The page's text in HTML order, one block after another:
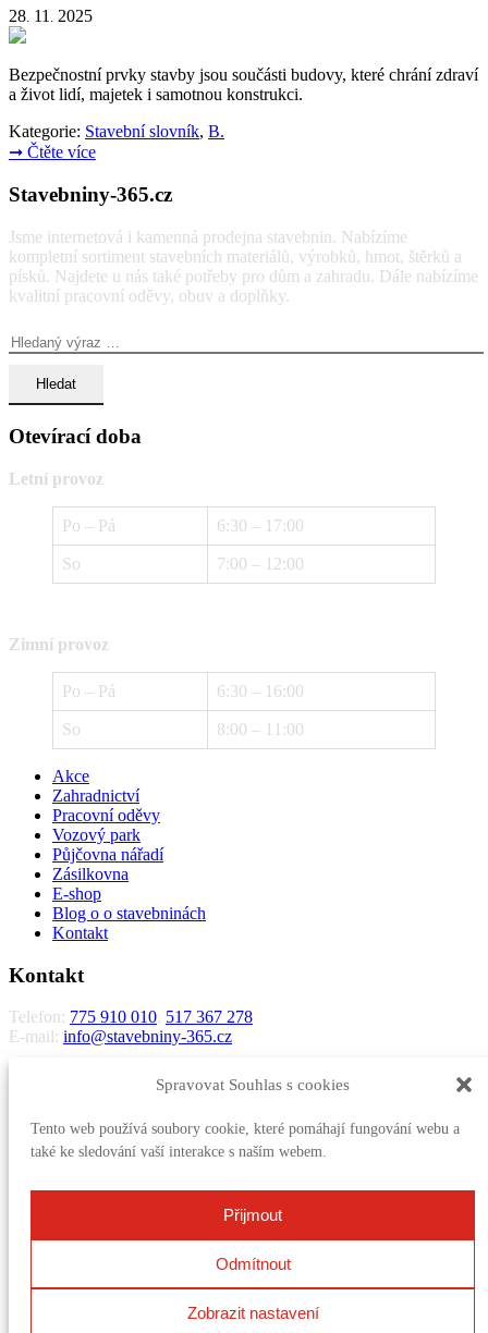
Spravovat Souhlas s cookies
Tento web používá soubory cookie, které pomáhají fungování webu a
také ke sledování vaší interakce s naším webem.
Přijmout
Odmítnout
Zobrazit nastavení
28. 11 . 2025
Bezpečnostní prvky stavby jsou součásti budovy, které chrání zdraví
a život lidí, majetek i samotnou konstrukci.
Kategorie: Stavební slovník, B.
➞ Čtěte více
Stavebniny-365.cz
Jsme internetová i kamenná prodejna stavebnin. Nabízíme
kompletní sortiment stavebních materiálů, výrobků, hmot, štěrků a
písků. Najdete u nás také potřeby pro dům a zahradu. Dále nabízíme
kvalitní pracovní oděvy, obuv a doplňky.
Otevírací doba
Letní provoz
Po – Pá 6:30 – 17:00
So 7:00 – 12:00
Zimní provoz
Po – Pá 6:30 – 16:00
So 8:00 – 11:00
Akce
Zahradnictví
Pracovní oděvy
Vozový park
Půjčovna nářadí
Zásilkovna
E-shop
Blog o o stavebninách
Kontakt
Kontakt
Telefon: 775 910 010, 517 367 278
E-mail: info@stavebniny-365.cz
IČO:28326652
Zapsaná v obchodním rejstříku vedeném Krajským soudem v Brně,